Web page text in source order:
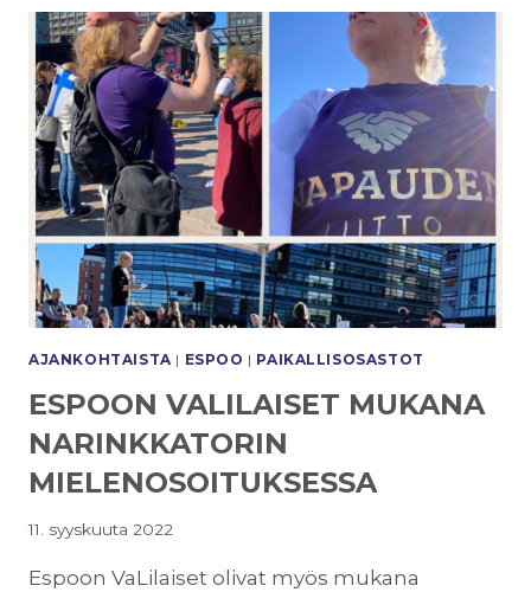
AJANKOHTAISTA | ESPOO | PAIKALLISOSASTOT
ESPOON VALILAISET MUKANA
NARINKKATORIN
MIELENOSOITUKSESSA
11. syyskuuta 2022
Espoon VaLilaiset olivat myös mukana